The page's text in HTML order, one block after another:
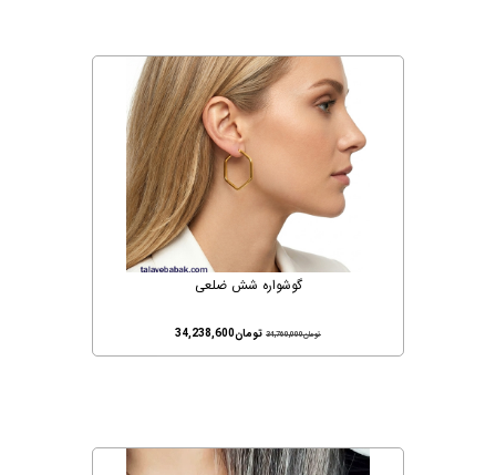
گوشواره شش ضلعی
تومان34,760,000 تومان34,238,600